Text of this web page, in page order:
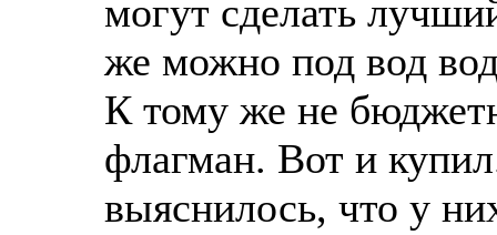
могут сделать
же можно под вод
К тому же не
флагман. Вот и
выяснилось, что у